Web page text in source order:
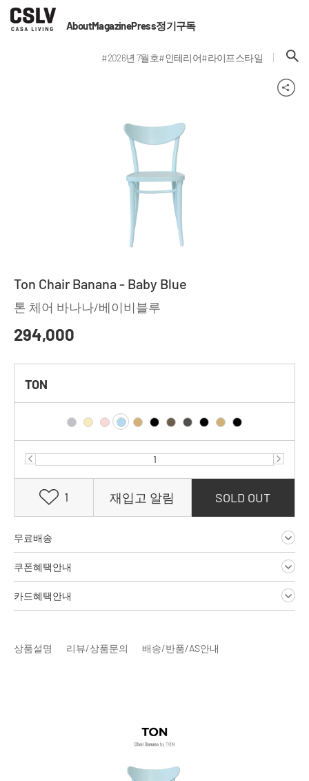
AboutMagazinePress정기구독
#2026년 7월호#인테리어#라이프스타일
Ton Chair Banana - Baby Blue
톤 체어 바나나/베이비블루
294,000
TON
1 재입고 알림 SOLD OUT
무료배송
쿠폰혜택안내
카드혜택안내
상품설명 리뷰/상품문의 배송/반품/AS안내